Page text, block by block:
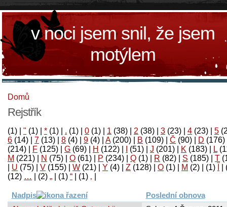
v noci jsem snil, že jsem
motýlem
Domů
Rejstřík
(1) " (1) * (1) . (1) 0 (1) 1 (38) 2 (38) 3 (23) 4 (23) 5
6 (14) 7 (13) 8 (4) 9 (4) A(200) B (109) Č (90) D (176)
(214)
F (125) G (69) H (122) (51) J (201) K (183) L
M (221) N (75) O (61) P (234) Q (1) R (82) S (185) T
U (75) V (155) W (21) Y (4) Z (128) Ο (1) М (2)
(1)
‚
(1)
“
(1)
„
(2)
…
(12)
Nadpis
Poslední obnova